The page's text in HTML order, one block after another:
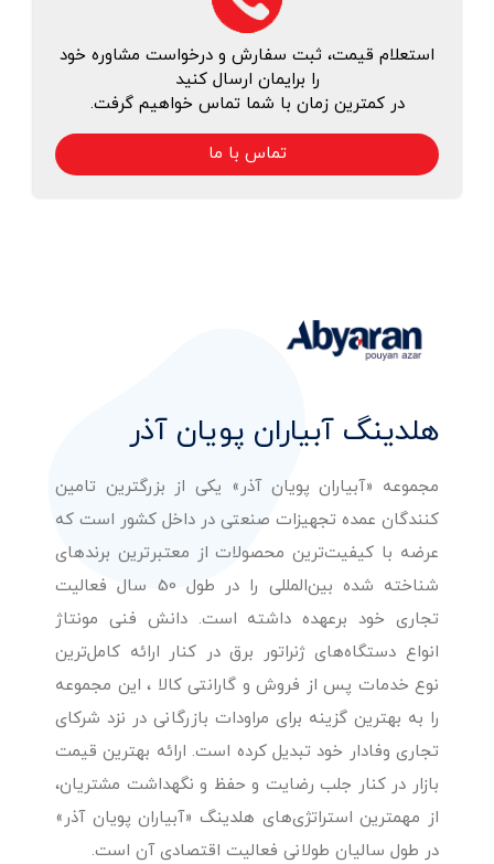
استعلام قیمت، ثبت سفارش و درخواست مشاوره خود
را برایمان ارسال کنید
در کمترین زمان با شما تماس خواهیم گرفت.
تماس با ما
هلدینگ آبیاران پویان آذر
مجموعه «آبیاران پویان آذر» یکی از بزرگترین تامین
کنندگان عمده تجهیزات صنعتی در داخل کشور است که
عرضه با کیفیت‌ترین محصولات از معتبرترین برندهای
شناخته شده بین‌المللی را در طول 50 سال فعالیت
تجاری خود برعهده داشته است. دانش فنی مونتاژ
انواع دستگاه‌های ژنراتور برق در کنار ارائه کامل‌ترین
نوع خدمات پس از فروش و گارانتی کالا ، این مجموعه
را به بهترین گزینه برای مراودات بازرگانی در نزد شرکای
تجاری وفادار خود تبدیل کرده است. ارائه بهترین قیمت
بازار در کنار جلب رضایت و حفظ و نگهداشت مشتریان،
از مهمترین استراتژی‌های هلدینگ «آبیاران پویان آذر»
در طول سالیان طولانی فعالیت اقتصادی آن است.